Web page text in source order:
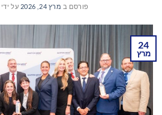
פורסם ב מרץ 24, 2026 על ידי
24
מרץ